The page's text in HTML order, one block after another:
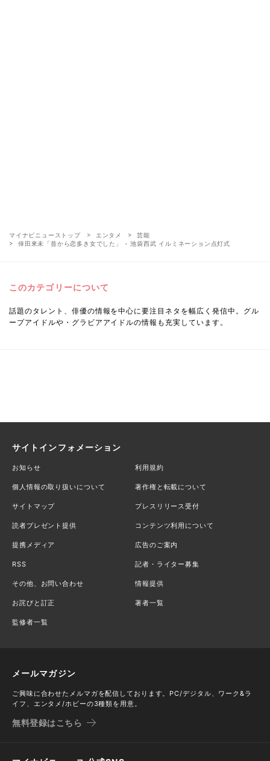
マイナビニューストップ エンタメ
芸能
倖田來未「昔から恋多き女でした」 - 池袋西武 イルミネーション点灯式
このカテゴリーについて
話題のタレント、俳優の情報を中心に要注目ネタを幅広く発信中。グル
ープアイドルや・グラビアアイドルの情報も充実しています。
サイトインフォメーション
お知らせ 利用規約
個人情報の取り扱いについて 著作権と転載について
サイトマップ プレスリリース受付
読者プレゼント提供 コンテンツ利用について
提携メディア 広告のご案内
RSS 記者・ライター募集
その他、お問い合わせ 情報提供
お詫びと訂正 著者一覧
監修者一覧
メールマガジン
ご興味に合わせたメルマガを配信しております。PC/デジタル、ワーク&ラ
イフ、エンタメ/ホビーの3種類を用意。
無料登録はこちら